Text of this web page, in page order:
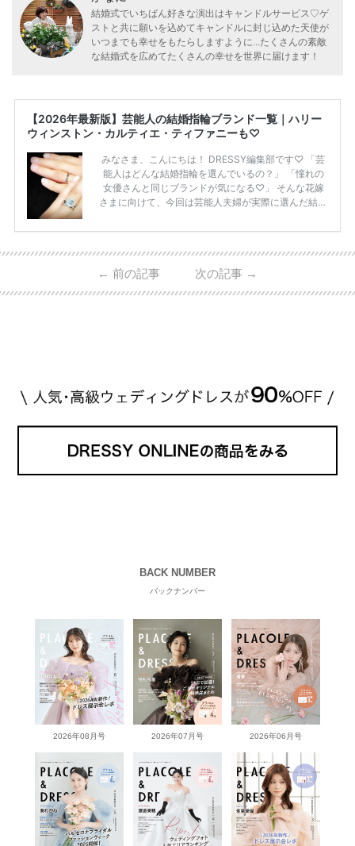
結婚式でいちばん好きな演出はキャンドルサービス♡ゲ
ストと共に願いを込めてキャンドルに封じ込めた天使が
いつまでも幸せをもたらしますように...たくさんの素敵
な結婚式を広めてたくさんの幸せを世界に届けます！
【2026年最新版】芸能人の結婚指輪ブランド一覧｜ハリー
ウィンストン・カルティエ・ティファニーも♡
みなさま、こんにちは！ DRESSY編集部です♡ 「芸
能人はどんな結婚指輪を選んでいるの？」 「憧れの
女優さんと同じブランドが気になる♡」 そんな花嫁
さまに向けて、今回は芸能人夫婦が実際に選んだ結婚
ーウィンストンやカルティエ、ティファニーなど世界
日本で人気のブランドまで幅広くご紹介。 さらに、
・愛用している芸能人夫婦 ・リングの特徴や魅力 ・
← 前の記事 次の記事 →
BACK NUMBER
バックナンバー
2026年08月号 2026年07月号 2026年06月号